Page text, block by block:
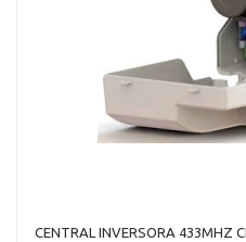
CENTRAL INVERSORA 433MHZ